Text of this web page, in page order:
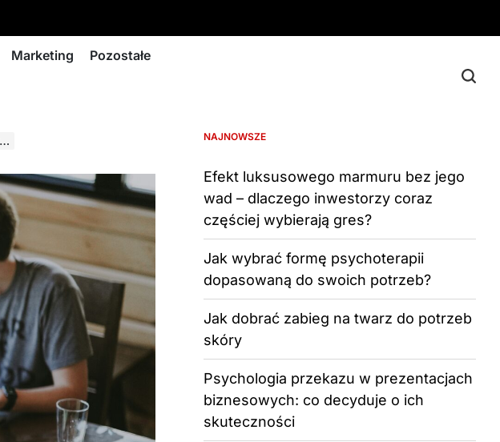
Marketing Pozostałe
NAJNOWSZE
Efekt luksusowego marmuru bez jego
wad – dlaczego inwestorzy coraz
częściej wybierają gres?
Jak wybrać formę psychoterapii
dopasowaną do swoich potrzeb?
Jak dobrać zabieg na twarz do potrzeb
skóry
Psychologia przekazu w prezentacjach
biznesowych: co decyduje o ich
skuteczności